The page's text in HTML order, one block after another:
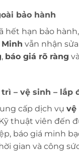
bảo hành
hết hạn bảo hành,
Minh vẫn nhận
, báo giá rõ ràng và
trì – vệ sinh – lắp
cấp dịch vụ vệ
thuật viên đến
báo giá minh
gian và công